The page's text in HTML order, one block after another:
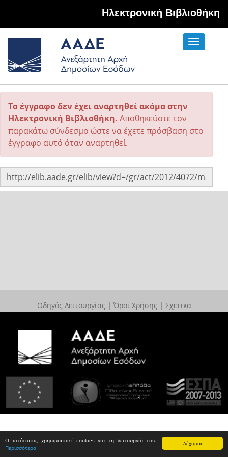
Δέχομαι
Ο ιστότοπος χρησιμοποιεί cookies για τη λειτουργία του.
Περισσότερα
Hλεκτρονική Βιβλιοθήκη
Toggle
Το έγγραφο δεν έχει αναρτηθεί ακόμα στην
Ηλεκτρονική Βιβλιοθήκη. Αποθηκεύστε τον
παρακάτω σύνδεσμο ώστε να έχετε πρόσβαση στο
έγγραφο αυτό όταν αναρτηθεί.
Οδηγός Λειτουργίας | Όροι Χρήσης | Σχετικά